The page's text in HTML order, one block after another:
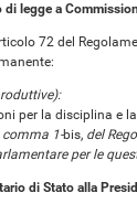
legge a
72 del
per la disciplina e
1-bis, del
per le
di Stato alla